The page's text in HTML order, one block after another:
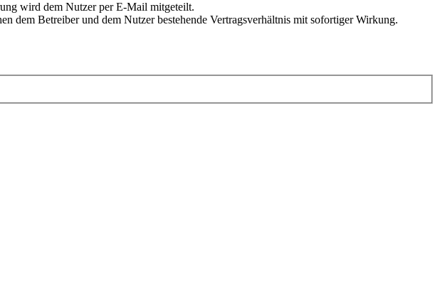
wird dem Nutzer per E-Mail mitgeteilt.
dem Betreiber und dem Nutzer bestehende Vertragsverhältnis mit sofortiger Wirkung.